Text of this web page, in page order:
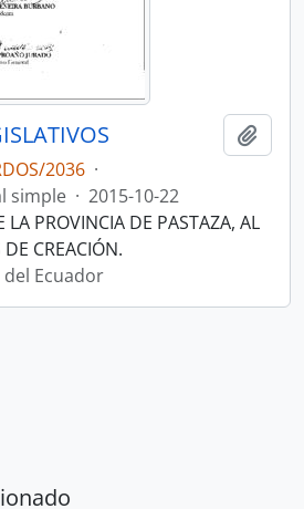
2036 ·
simple · 2015-10-22
LA PROVINCIA DE PASTAZA, AL
CREACIÓN.
Ecuador